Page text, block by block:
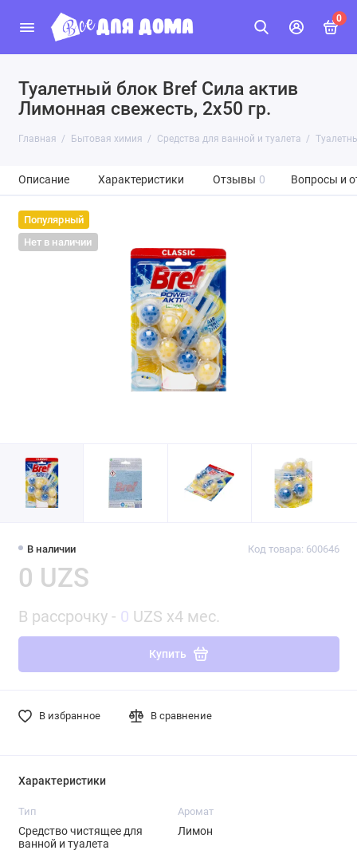
0
Туалетный блок Bref Сила актив
Лимонная свежесть, 2х50 гр.
Главная Бытовая химия Средства для ванной и туалета
Описание Характеристики Отзывы 0 Вопросы и
Популярный
Нет в наличии
В наличии Код товара: 600646
0 UZS
В рассрочку - 0 UZS x4 мес.
Купить
В избранное В сравнение
Характеристики
Тип
Средство чистящее для
ванной и туалета
Аромат
Лимон